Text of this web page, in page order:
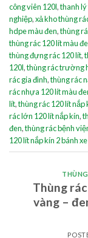
công viên 120l,thanh lý
nghiệp,xả kho thùng
hdpe màu đen,thùng
thùng rác 120 lít màu
thùng đựng rác 120 lít,
120l,thùng rác trường
rác gia đình,thùng rác
rác nhựa 120 lít màu
lít,thùng rác 120 lít nắp
rác lớn 120 lít nắp kín,
đen,thùng rác bệnh
120 lít nắp kín 2 bánh
Thùng
vàng –